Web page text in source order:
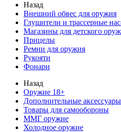
Назад
Внешний обвес для оружия
Глушители и трассерные
Магазины для детского
Прицелы
Ремни для оружия
Рукояти
Фонари
Назад
Оружие 18+
Дополнительные
Товары для самообороны
ММГ оружие
Холодное оружие